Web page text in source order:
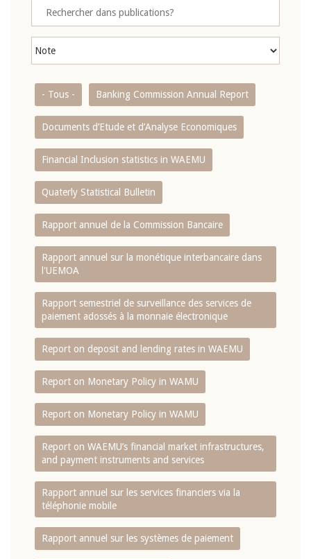
- Tous - Banking Commission Annual Report
Documents d’Etude et d’Analyse Economiques
Financial Inclusion statistics in WAEMU
Quaterly Statistical Bulletin
Rapport annuel de la Commission Bancaire
Rapport annuel sur la monétique interbancaire dans
l'UEMOA
Rapport semestriel de surveillance des services de
paiement adossés à la monnaie électronique
Report on deposit and lending rates in WAEMU
Report on Monetary Policy in WAMU
Report on Monetary Policy in WAMU
Report on WAEMU’s financial market infrastructures,
and payment instruments and services
Rapport annuel sur les services financiers via la
téléphonie mobile
Rapport annuel sur les systèmes de paiement